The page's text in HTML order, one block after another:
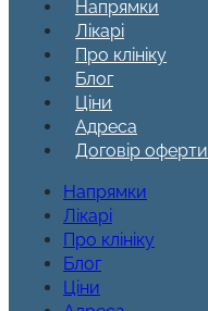
Напрямки
Лікарі
Про клініку
Блог
Ціни
Адреса
Договір оферти
Напрямки
Лікарі
Про клініку
Блог
Ціни